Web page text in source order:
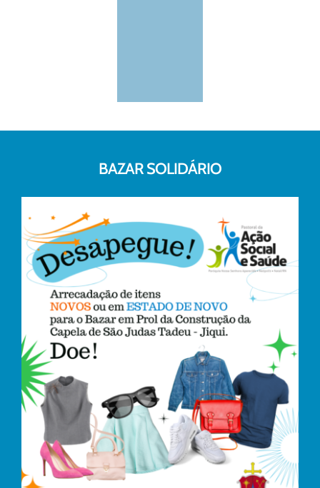
BAZAR SOLIDÁRIO